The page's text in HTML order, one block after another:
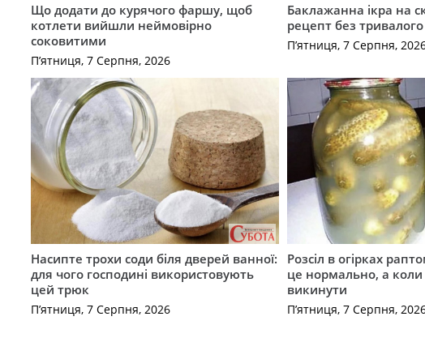
Що додати до курячого фаршу, щоб
котлети вийшли неймовірно
соковитими
П’ятниця, 7 Серпня, 2026
Баклажанна ікра на
рецепт без
П’ятниця, 7 Серпня,
Насипте трохи соди біля дверей ванної:
для чого господині використовують
цей трюк
П’ятниця, 7 Серпня, 2026
Розсіл в огірках
це нормально, а
викинути
П’ятниця, 7 Серпня,